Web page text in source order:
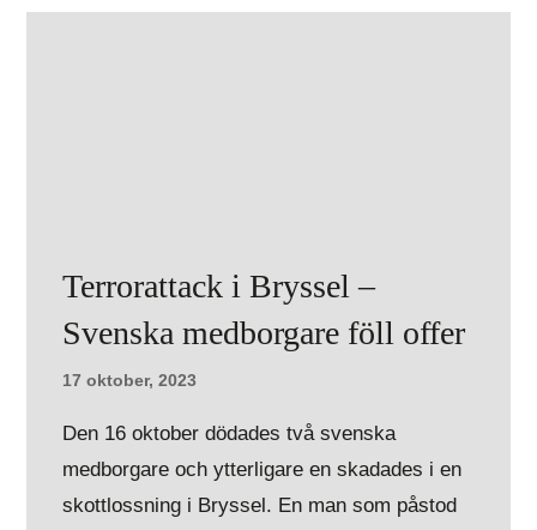
Terrorattack i Bryssel –
Svenska medborgare föll offer
17 oktober, 2023
Den 16 oktober dödades två svenska
medborgare och ytterligare en skadades i en
skottlossning i Bryssel. En man som påstod